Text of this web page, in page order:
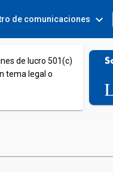
de comunicaciones expand_more
de lucro 501(c)
tema legal o